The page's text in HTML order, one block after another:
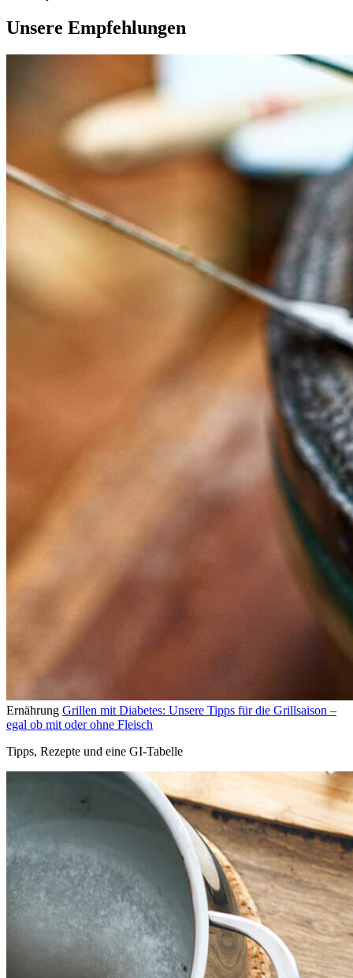
Unsere Empfehlungen
Ernährung Grillen mit Diabetes: Unsere Tipps für die Grillsaison –
egal ob mit oder ohne Fleisch
Tipps, Rezepte und eine GI-Tabelle